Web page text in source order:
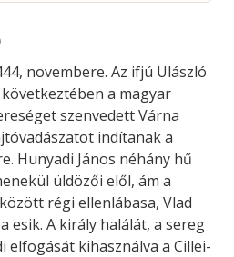
novembere. Az ifjú Ulászló
a magyar
szenvedett Várna
indítanak a
Hunyadi János néhány hű
üldözői elől, ám a
régi ellenlábasa, Vlad
esik. A király halálát, a sereg
elfogását kihasználva a Cillei-